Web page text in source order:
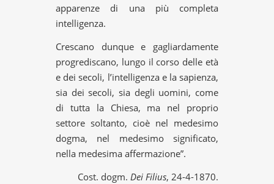
apparenze di una più completa
intelligenza.
Crescano dunque e gagliardamente
progrediscano, lungo il corso delle età
e dei secoli, l’intelligenza e la sapienza,
sia dei secoli, sia degli uomini, come
di tutta la Chiesa, ma nel proprio
settore soltanto, cioè nel medesimo
dogma, nel medesimo significato,
nella medesima affermazione”.
Cost. dogm. Dei Filius, 24-4-1870.